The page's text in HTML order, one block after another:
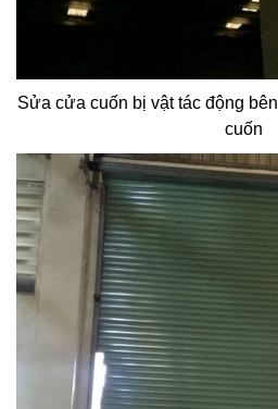
Sửa cửa cuốn bị vật tác động
cuốn